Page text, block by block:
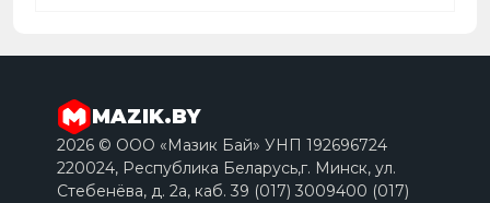
MAZIK.BY
2026 © ООО «Мазик Бай» УНП 192696724
220024, Республика Беларусь,г. Минск, ул.
Стебенёва, д. 2a, каб. 39 (017) 3009400 (017)